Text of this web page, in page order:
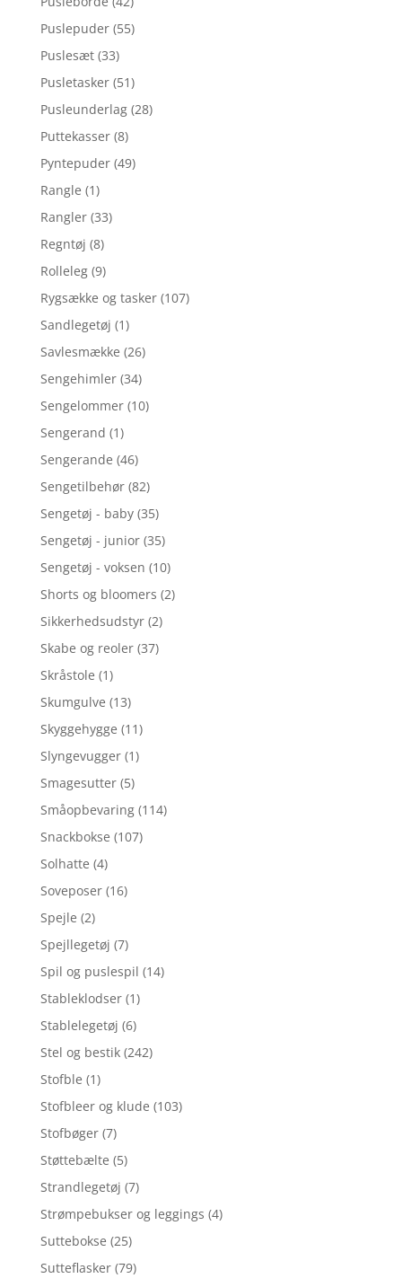
Puslepuder (55)
Puslesæt (33)
Pusletasker (51)
Pusleunderlag (28)
Puttekasser (8)
Pyntepuder (49)
Rangle (1)
Rangler (33)
Regntøj (8)
Rolleleg (9)
Rygsække og tasker (107)
Sandlegetøj (1)
Savlesmække (26)
Sengehimler (34)
Sengelommer (10)
Sengerand (1)
Sengerande (46)
Sengetilbehør (82)
Sengetøj - baby (35)
Sengetøj - junior (35)
Sengetøj - voksen (10)
Shorts og bloomers (2)
Sikkerhedsudstyr (2)
Skabe og reoler (37)
Skråstole (1)
Skumgulve (13)
Skyggehygge (11)
Slyngevugger (1)
Smagesutter (5)
Småopbevaring (114)
Snackbokse (107)
Solhatte (4)
Soveposer (16)
Spejle (2)
Spejllegetøj (7)
Spil og puslespil (14)
Stableklodser (1)
Stablelegetøj (6)
Stel og bestik (242)
Stofble (1)
Stofbleer og klude (103)
Stofbøger (7)
Støttebælte (5)
Strandlegetøj (7)
Strømpebukser og leggings (4)
Suttebokse (25)
Sutteflasker (79)